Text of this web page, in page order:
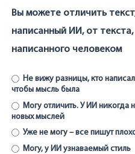
Вы можете отличить
написанный ИИ, от текста,
написанного человеком
Не вижу разницы, кто
чтобы мысль была
Могу отличить. У ИИ никогда
новых мыслей
Уже не могу – все пишут
Могу, у ИИ узнаваемый стиль